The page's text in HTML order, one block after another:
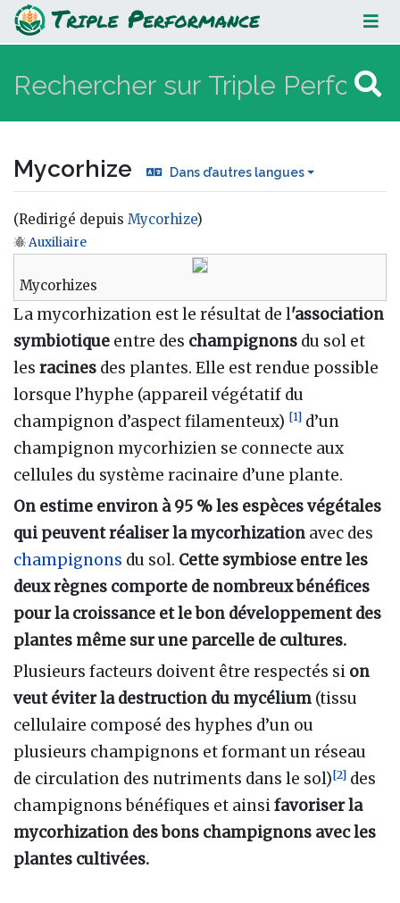
Mycorhize
Mycorhize Dans d’autres langues
(Redirigé depuis Mycorhize)
Aller à :navigation
Auxiliaire
Mycorhizes
La mycorhization est le résultat de l'association
symbiotique entre des champignons du sol et
les racines des plantes. Elle est rendue possible
lorsque l’hyphe (appareil végétatif du
champignon d’aspect filamenteux) [1] d’un
champignon mycorhizien se connecte aux
cellules du système racinaire d’une plante.
On estime environ à 95 % les espèces végétales
qui peuvent réaliser la mycorhization avec des
champignons du sol. Cette symbiose entre les
deux règnes comporte de nombreux bénéfices
pour la croissance et le bon développement des
plantes même sur une parcelle de cultures.
Plusieurs facteurs doivent être respectés si on
veut éviter la destruction du mycélium (tissu
cellulaire composé des hyphes d’un ou
plusieurs champignons et formant un réseau
de circulation des nutriments dans le sol)[2] des
champignons bénéfiques et ainsifavoriser la
mycorhization des bons champignons avec les
plantes cultivées.